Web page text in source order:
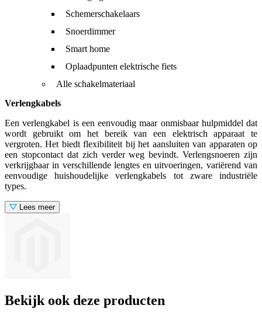
Schemerschakelaars
Snoerdimmer
Smart home
Oplaadpunten elektrische fiets
Alle schakelmateriaal
Verlengkabels
Een verlengkabel is een eenvoudig maar onmisbaar hulpmiddel dat
wordt gebruikt om het bereik van een elektrisch apparaat te
vergroten. Het biedt flexibiliteit bij het aansluiten van apparaten op
een stopcontact dat zich verder weg bevindt. Verlengsnoeren zijn
verkrijgbaar in verschillende lengtes en uitvoeringen, variërend van
eenvoudige huishoudelijke verlengkabels tot zware industriële
types.
Lees meer
Bekijk ook deze producten